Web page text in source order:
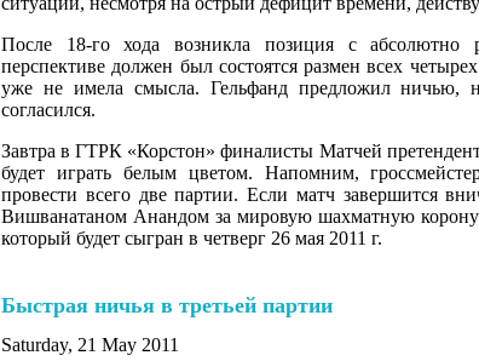
После 18-го хода возникла позиция с
перспективе должен был состоятся размен всех
уже не имела смысла. Гельфанд предложил ничью,
согласился.
Завтра в ГТРК «Корстон» финалисты Матчей
будет играть белым цветом. Напомним,
провести всего две партии. Если матч завершится
Вишванатаном Анандом за мировую шахматную корону
который будет сыгран в четверг 26 мая 2011 г.
Быстрая ничья в третьей партии
Saturday, 21 May 2011